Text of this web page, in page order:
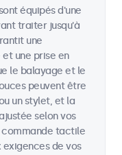
équipés d'une
traiter jusqu'à
une
une prise en
le balayage et le
peuvent être
un stylet, et la
selon vos
tactile
de vos